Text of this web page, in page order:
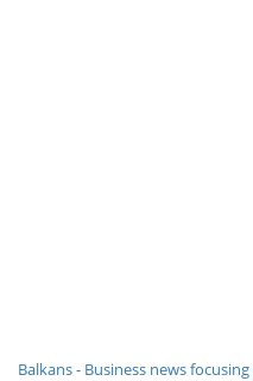
Balkans - Business news focusing